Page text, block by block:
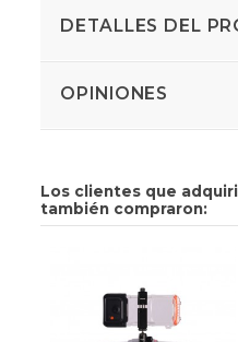
DETALLES DEL
OPINIONES
Los clientes que
también compraron: